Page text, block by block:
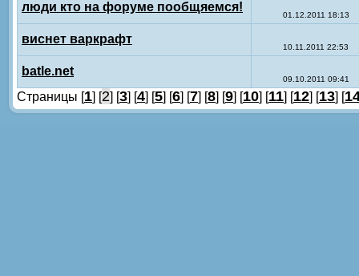
люди кто на форуме пообщяемся!
01.12.2011 18:13
виснет варкрафт
10.11.2011 22:53
batle.net
09.10.2011 09:41
Страницы [1] [2] [3] [4] [5] [6] [7] [8] [9] [10] [11] [12] [13] [